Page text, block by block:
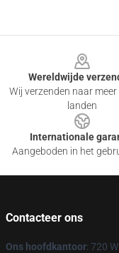
Wereldwijde
Wij verzenden naar
landen
Internationale
Aangeboden in het
Contacteer ons
Ons hoofdkantoor: 720